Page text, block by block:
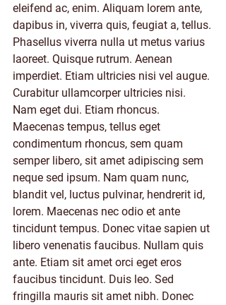
eleifend ac, enim. Aliquam lorem ante,
dapibus in, viverra quis, feugiat a, tellus.
Phasellus viverra nulla ut metus varius
laoreet. Quisque rutrum. Aenean
imperdiet. Etiam ultricies nisi vel augue.
Curabitur ullamcorper ultricies nisi.
Nam eget dui. Etiam rhoncus.
Maecenas tempus, tellus eget
condimentum rhoncus, sem quam
semper libero, sit amet adipiscing sem
neque sed ipsum. Nam quam nunc,
blandit vel, luctus pulvinar, hendrerit id,
lorem. Maecenas nec odio et ante
tincidunt tempus. Donec vitae sapien ut
libero venenatis faucibus. Nullam quis
ante. Etiam sit amet orci eget eros
faucibus tincidunt. Duis leo. Sed
fringilla mauris sit amet nibh. Donec